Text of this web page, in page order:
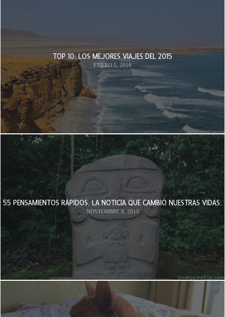
TOP 10: LOS MEJORES VIAJES DEL 2015
ENERO 1, 2016
55 PENSAMIENTOS RÁPIDOS. LA NOTICIA QUE CAMBIÓ NUESTRAS VIDAS.
NOVIEMBRE 8, 2015